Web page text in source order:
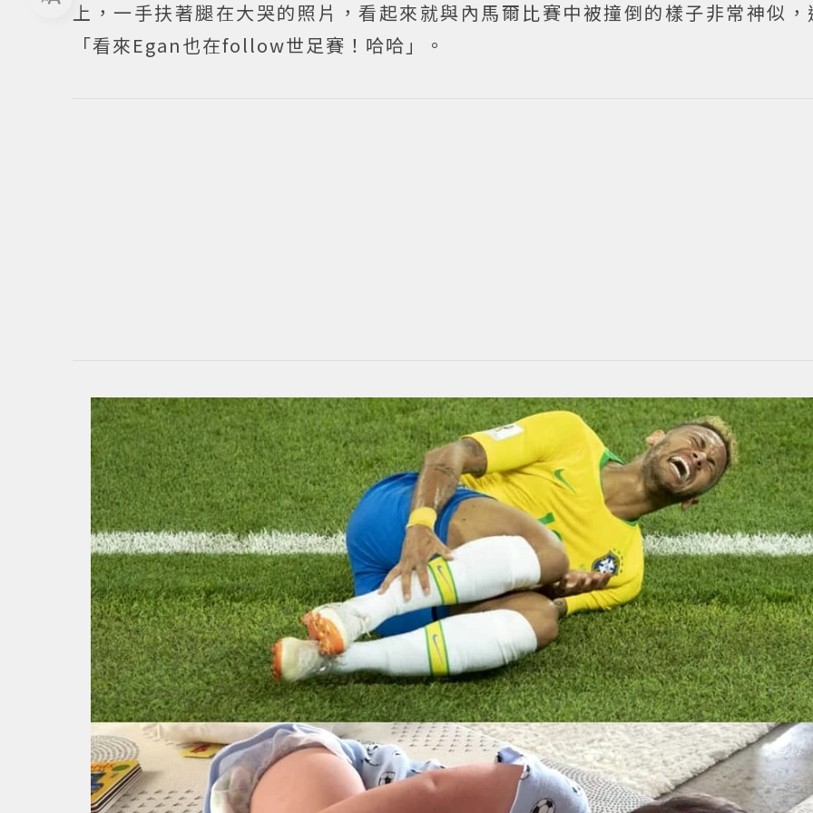
上，一手扶著腿在大哭的照片，看起來就與內馬爾比賽中被撞倒的樣子非常神似
「看來Egan也在follow世足賽！哈哈」。